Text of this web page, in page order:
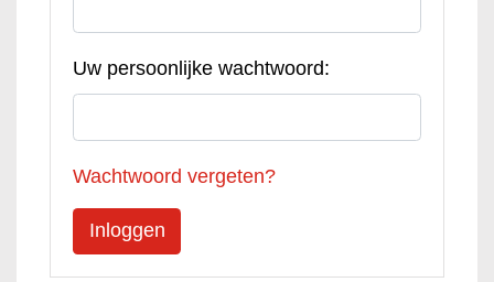
Uw persoonlijke wachtwoord:
Wachtwoord vergeten?